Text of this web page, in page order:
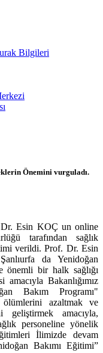
Bilgileri
Önemini vurguladı.
Esin KOÇ un online
tarafından sağlık
verildi. Prof. Dr. Esin
da Yenidoğan
önemli bir halk sağlığı
Bakanlığımız
Bakım Programı"
ölümlerini azaltmak ve
geliştirmek amacıyla,
personeline yönelik
İlimizde devam
Bakımı Eğitimi”